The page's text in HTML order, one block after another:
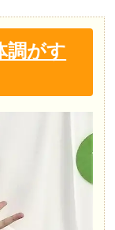
調がす